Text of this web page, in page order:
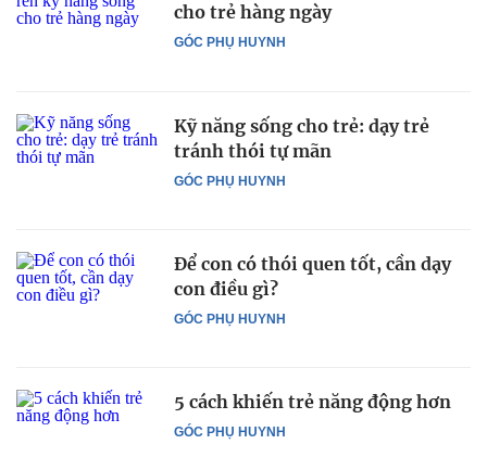
GÓC PHỤ HUYNH
cho trẻ hàng ngày
GÓC PHỤ HUYNH
Kỹ năng sống cho trẻ: dạy trẻ
tránh thói tự mãn
GÓC PHỤ HUYNH
Để con có thói quen tốt, cần dạy
con điều gì?
GÓC PHỤ HUYNH
5 cách khiến trẻ năng động hơn